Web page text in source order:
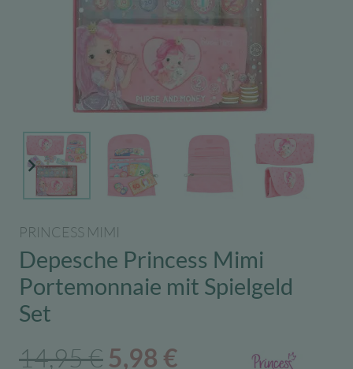
PRINCESS MIMI
Depesche Princess Mimi
Portemonnaie mit Spielgeld
Set
14,95€ Ursprünglicher
5,98 € Aktueller